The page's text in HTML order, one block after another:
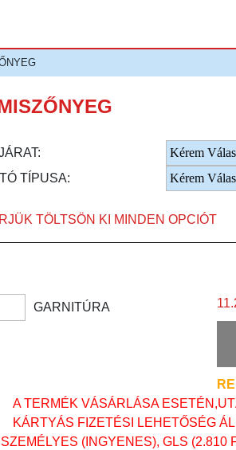
TÍPUSA:
TÖLTSÖN KI MINDEN OPCIÓT
GARNITÚRA
A TERMÉK VÁSÁRLÁSA
KÁRTYÁS FIZETÉSI LEHETŐSÉG
SZEMÉLYES (INGYENES), GLS (2.810